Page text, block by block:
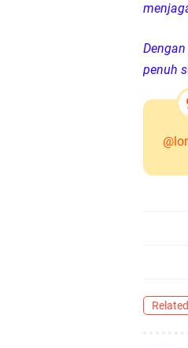
penuh